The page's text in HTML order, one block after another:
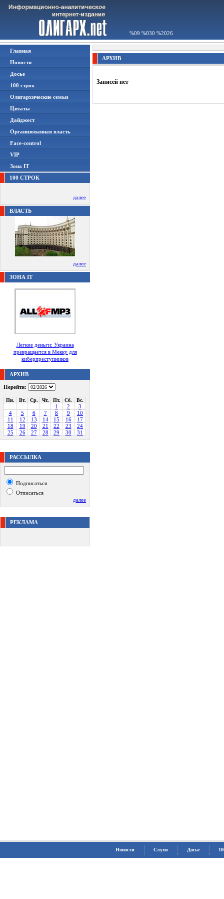
%09 %030 %2026
Главная
Новости
Досье
100 строк
Олигархические семьи
Цитаты
Дайджест
Организованная власть
Face-control
VIP
Зона IT
100 СТРОК
далее
ВЛАСТЬ
далее
ЗОНА IT
Легкие деньги: Украина
превращается в Мекку для
киберпреступников
АРХИВ
Перейти:
Пн. Вт. Ср. Чт. Пт. Сб. Вс.
1 2
3
4
5 6 7 8 9
10
11
12 13 14 15 16
17
18
19 20 21 22 23
24
25
26 27 28 29 30 31
РАССЫЛКА
Подписаться
Отписаться
далее
РЕКЛАМА
АРХИВ
Записей нет
Новости Слухи Досье